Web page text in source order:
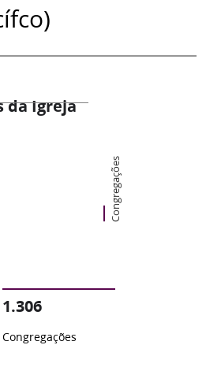
da Igreja
Congregações
1.306
Congregações